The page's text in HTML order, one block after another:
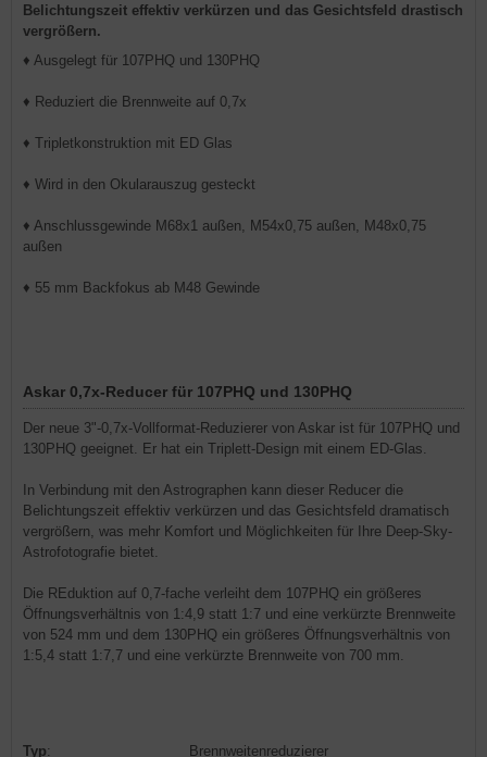
Belichtungszeit effektiv verkürzen und das Gesichtsfeld drastisch
vergrößern.
♦ Ausgelegt für 107PHQ und 130PHQ
♦ Reduziert die Brennweite auf 0,7x
♦ Tripletkonstruktion mit ED Glas
♦ Wird in den Okularauszug gesteckt
♦ Anschlussgewinde M68x1 außen, M54x0,75 außen, M48x0,75
außen
♦ 55 mm Backfokus ab M48 Gewinde
Askar 0,7x-Reducer für 107PHQ und 130PHQ
Der neue 3"-0,7x-Vollformat-Reduzierer von Askar ist für 107PHQ und
130PHQ geeignet. Er hat ein Triplett-Design mit einem ED-Glas.
In Verbindung mit den Astrographen kann dieser Reducer die
Belichtungszeit effektiv verkürzen und das Gesichtsfeld dramatisch
vergrößern, was mehr Komfort und Möglichkeiten für Ihre Deep-Sky-
Astrofotografie bietet.
Die REduktion auf 0,7-fache verleiht dem 107PHQ ein größeres
Öffnungsverhältnis von 1:4,9 statt 1:7 und eine verkürzte Brennweite
von 524 mm und dem 130PHQ ein größeres Öffnungsverhältnis von
1:5,4 statt 1:7,7 und eine verkürzte Brennweite von 700 mm.
Typ: Brennweitenreduzierer